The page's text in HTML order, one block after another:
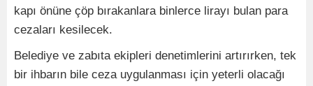
kapı önüne çöp bırakanlara binlerce lirayı bulan para
cezaları kesilecek.
Belediye ve zabıta ekipleri denetimlerini artırırken, tek
bir ihbarın bile ceza uygulanması için yeterli olacağı